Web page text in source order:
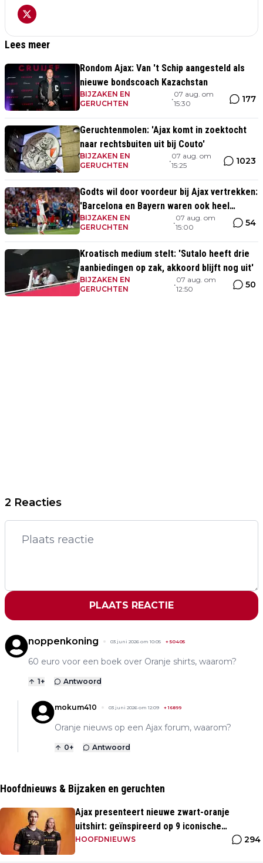
Lees meer
Rondom Ajax: Van 't Schip aangesteld als
nieuwe bondscoach Kazachstan
BIJZAKEN EN
GERUCHTEN
•
07 aug. om
15:30
177
Geruchtenmolen: 'Ajax komt in zoektocht
naar rechtsbuiten uit bij Couto'
BIJZAKEN EN
GERUCHTEN
•
07 aug. om
15:25
1023
Godts wil door voordeur bij Ajax vertrekken:
'Barcelona en Bayern waren ook heel
serieus'
BIJZAKEN EN
GERUCHTEN
•
07 aug. om
15:00
54
Kroatisch medium stelt: 'Sutalo heeft drie
aanbiedingen op zak, akkoord blijft nog uit'
BIJZAKEN EN
GERUCHTEN
•
07 aug. om
12:50
50
2 Reacties
PLAATS REACTIE
noppenkoning 03 juni 2026 om 10:05 +50405
60 euro voor een boek over Oranje shirts, waarom?
1+ Antwoord
mokum410 03 juni 2026 om 12:09 +16899
Oranje nieuws op een Ajax forum, waarom?
0+ Antwoord
Hoofdnieuws & Bijzaken en geruchten
Ajax presenteert nieuwe zwart-oranje
uitshirt: geïnspireerd op 9 iconische
momenten uit clubhistorie
HOOFDNIEUWS 294